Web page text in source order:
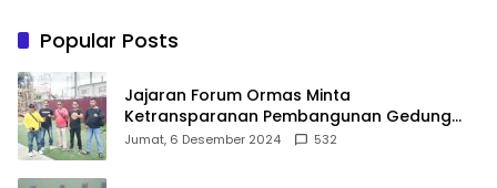
Popular Posts
Jajaran Forum Ormas Minta
Ketransparanan Pembangunan Gedung
Damkar Di Kecamatan Cisoka
Jumat, 6 Desember 2024 532